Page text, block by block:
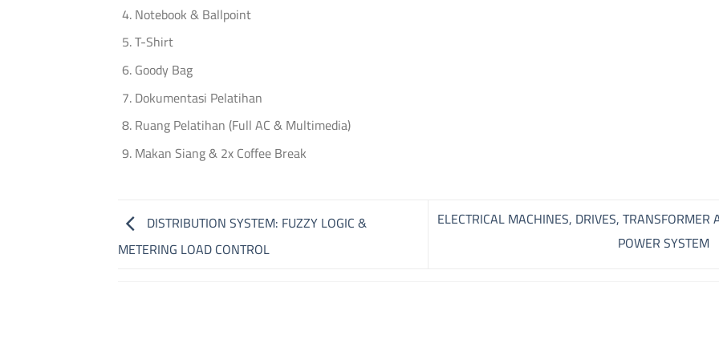
Notebook & Ballpoint
T-Shirt
Goody Bag
Dokumentasi Pelatihan
Ruang Pelatihan (Full AC & Multimedia)
Makan Siang & 2x Coffee Break
DISTRIBUTION SYSTEM: FUZZY LOGIC &
METERING LOAD CONTROL
ELECTRICAL MACHINES, DRIVES, TRANSFORMER
POWER SYSTEM